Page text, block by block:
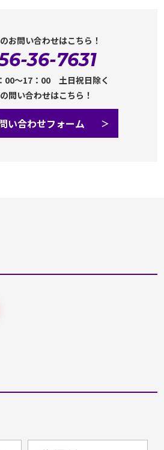
お問い合わせはこちら！
36-7631
～17：00 土日祝日除く
問い合わせはこちら！
い合わせフォーム